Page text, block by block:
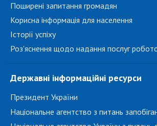
Поширені запитання громадян
Корисна інформація для населення
Історії успіху
Роз'яснення щодо надання послуг
Державні інформаційні ресурси
Президент України
Національне агентство з питань